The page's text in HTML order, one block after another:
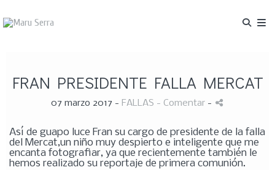
FRAN PRESIDENTE FALLA MERCAT
07 marzo 2017 - FALLAS - Comentar -
Así de guapo luce Fran su cargo de presidente de la falla
del Mercat,un niño muy despierto e inteligente que me
encanta fotografiar, ya que recientemente también le
hemos realizado su reportaje de primera comunión.